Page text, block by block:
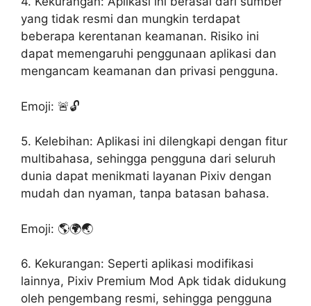
yang tidak resmi dan mungkin terdapat
beberapa kerentanan keamanan. Risiko ini
dapat memengaruhi penggunaan aplikasi dan
mengancam keamanan dan privasi pengguna.
Emoji: 🚨🔓
5. Kelebihan: Aplikasi ini dilengkapi dengan fitur
multibahasa, sehingga pengguna dari seluruh
dunia dapat menikmati layanan Pixiv dengan
mudah dan nyaman, tanpa batasan bahasa.
Emoji: 🌎🌍🌏
6. Kekurangan: Seperti aplikasi modifikasi
lainnya, Pixiv Premium Mod Apk tidak didukung
oleh pengembang resmi, sehingga pengguna